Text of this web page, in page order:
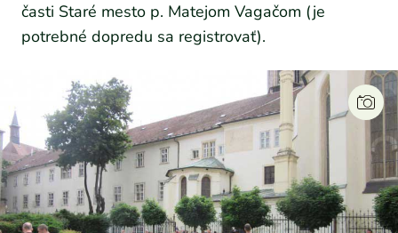
časti Staré mesto p. Matejom Vagačom (je
potrebné dopredu sa registrovať).